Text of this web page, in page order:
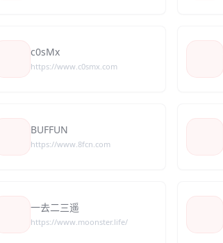
c0sMx
https://www.c0smx.com
BUFFUN
https://www.8fcn.com
一去二三遥
https://www.moonster.life/